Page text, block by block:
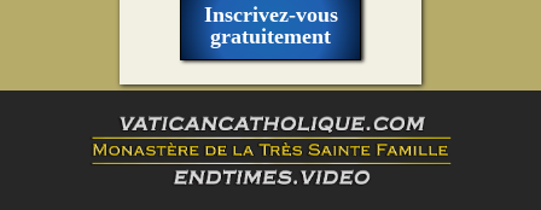
Inscrivez-vous
gratuitement